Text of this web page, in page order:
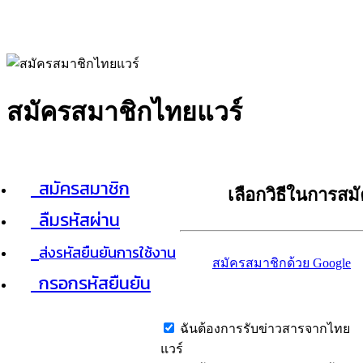
สมัครสมาชิกไทยแวร์
สมัครสมาชิก
ลืมรหัสผ่าน
ส่งรหัสยืนยันการใช้งาน
กรอกรหัสยืนยัน
เลือกวิธีในการส
สมัครสมาชิกด้วย Google
ฉันต้องการรับข่าวสารจากไทย
แวร์